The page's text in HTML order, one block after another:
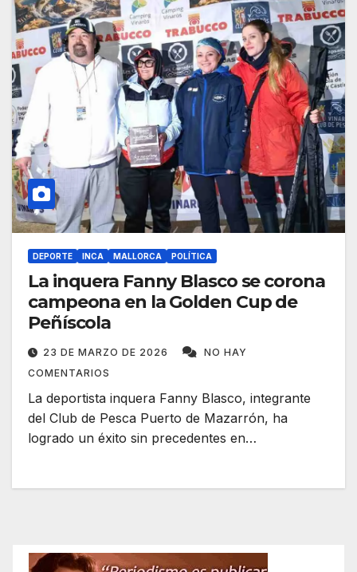
DEPORTE INCA MALLORCA POLÍTICA
La inquera Fanny Blasco se corona
campeona en la Golden Cup de
Peñíscola
23 DE MARZO DE 2026
NO HAY
COMENTARIOS
La deportista inquera Fanny Blasco, integrante
del Club de Pesca Puerto de Mazarrón, ha
logrado un éxito sin precedentes en…